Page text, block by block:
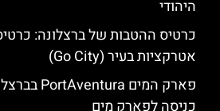
היהודי
כרטיס ההטבות של ברצלונה:
אטרקציות בעיר (Go City)
כניסה לפארק מים